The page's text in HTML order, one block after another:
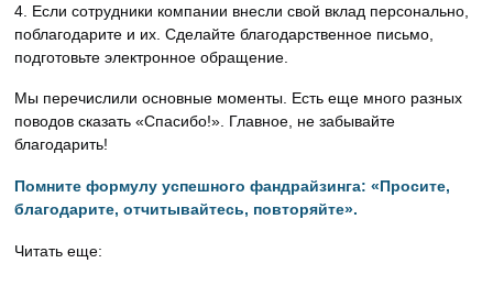
4. Если сотрудники компании внесли свой вклад персонально,
поблагодарите и их. Сделайте благодарственное письмо,
подготовьте электронное обращение.
Мы перечислили основные моменты. Есть еще много разных
поводов сказать «Спасибо!». Главное, не забывайте
благодарить!
Помните формулу успешного фандрайзинга: «Просите,
благодарите, отчитывайтесь, повторяйте».
Читать еще: